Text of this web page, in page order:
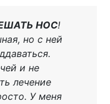
НОС!
но с ней
и не
лечение
У меня